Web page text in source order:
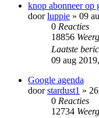
knop abonneer op
doorluppie » 09
0 Reacties
18856
Laatste
09 aug
Google agenda
doorstardust1 »
0 Reacties
12734